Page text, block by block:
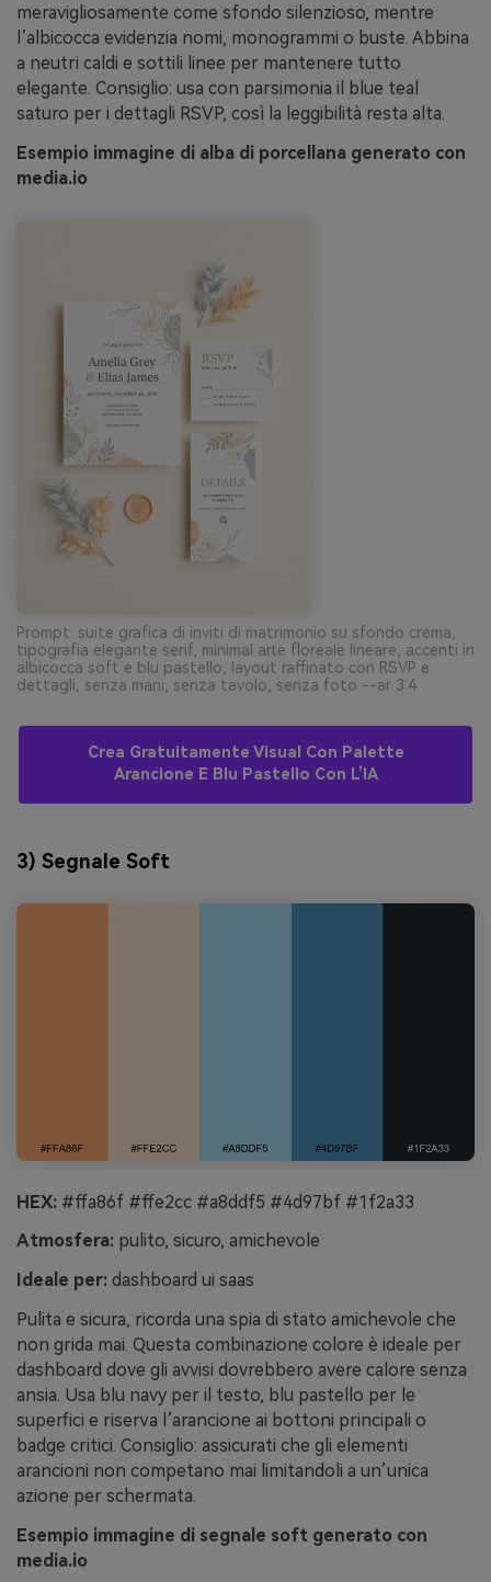
meravigliosamente come sfondo silenzioso, mentre
l’albicocca evidenzia nomi, monogrammi o buste. Abbina
a neutri caldi e sottili linee per mantenere tutto
elegante. Consiglio: usa con parsimonia il blue teal
saturo per i dettagli RSVP, così la leggibilità resta alta.
Esempio immagine di alba di porcellana generato con
media.io
Prompt: suite grafica di inviti di matrimonio su sfondo crema,
tipografia elegante serif, minimal arte floreale lineare, accenti in
albicocca soft e blu pastello, layout raffinato con RSVP e
dettagli, senza mani, senza tavolo, senza foto --ar 3:4
Crea Gratuitamente Visual Con Palette
Arancione E Blu Pastello Con L’IA
3) Segnale Soft
HEX: #ffa86f #ffe2cc #a8ddf5 #4d97bf #1f2a33
Atmosfera: pulito, sicuro, amichevole
Ideale per: dashboard ui saas
Pulita e sicura, ricorda una spia di stato amichevole che
non grida mai. Questa combinazione colore è ideale per
dashboard dove gli avvisi dovrebbero avere calore senza
ansia. Usa blu navy per il testo, blu pastello per le
superfici e riserva l’arancione ai bottoni principali o
badge critici. Consiglio: assicurati che gli elementi
arancioni non competano mai limitandoli a un’unica
azione per schermata.
Esempio immagine di segnale soft generato con
media.io